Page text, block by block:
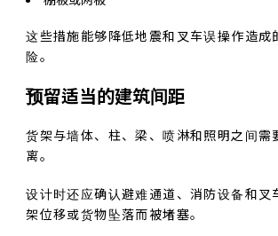
这些措施能够降低地震和叉车误操作造成
险。
预留适当的建筑间距
货架与墙体、柱、梁、喷淋和照明之间需
离。
设计时还应确认避难通道、消防设备和叉
架位移或货物坠落而被堵塞。